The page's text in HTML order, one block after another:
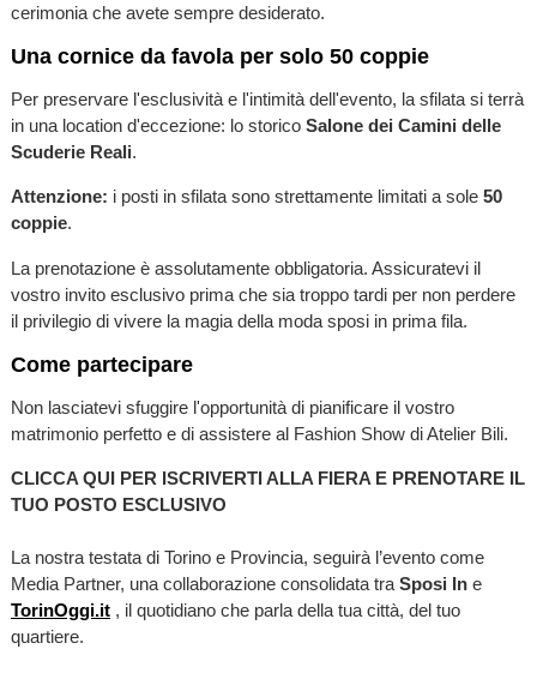
cerimonia che avete sempre desiderato.
Una cornice da favola per solo 50 coppie
Per preservare l'esclusività e l'intimità dell'evento, la sfilata si terrà
in una location d'eccezione: lo storico Salone dei Camini delle
Scuderie Reali.
Attenzione: i posti in sfilata sono strettamente limitati a sole 50
coppie.
La prenotazione è assolutamente obbligatoria. Assicuratevi il
vostro invito esclusivo prima che sia troppo tardi per non perdere
il privilegio di vivere la magia della moda sposi in prima fila.
Come partecipare
Non lasciatevi sfuggire l'opportunità di pianificare il vostro
matrimonio perfetto e di assistere al Fashion Show di Atelier Bili.
CLICCA QUI PER ISCRIVERTI ALLA FIERA E PRENOTARE IL
TUO POSTO ESCLUSIVO
La nostra testata di Torino e Provincia, seguirà l’evento come
Media Partner, una collaborazione consolidata tra Sposi Ine
TorinOggi.it , il quotidiano che parla della tua città, del tuo
quartiere.